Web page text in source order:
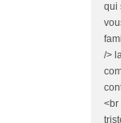
qui
/>
<br